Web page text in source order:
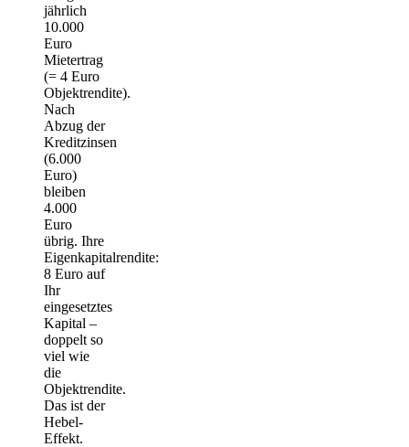
jährlich
10.000
Euro
Mietertrag
(= 4 Euro
Objektrendite).
Nach
Abzug der
Kreditzinsen
(6.000
Euro)
bleiben
4.000
Euro
übrig. Ihre
Eigenkapitalrendite:
8 Euro auf
Ihr
eingesetztes
Kapital –
doppelt so
viel wie
die
Objektrendite.
Das ist der
Hebel-
Effekt.